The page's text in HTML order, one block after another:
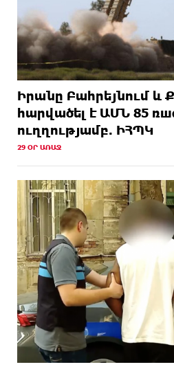
Իրանը Բահրեյնում և
hարվածել է ԱՄՆ 85
ուղղությամբ. ԻՀՊԿ
29 ՕՐ ԱՌԱՋ